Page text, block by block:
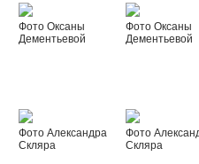
Фото Оксаны
Дементьевой
Фото Оксаны
Дементьевой
Фото Александра
Скляра
Фото
Скляра